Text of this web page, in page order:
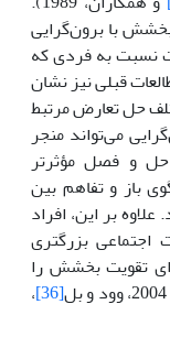
با برون‌گرایی
نسبت به فردی که
قبلی نیز نشان
حل تعارض مرتبط
می‌تواند منجر
حل و فصل مؤثرتر
باز و تفاهم بین
بر این، افراد
بزرگتری
تقویت بخشش را
[36]
،